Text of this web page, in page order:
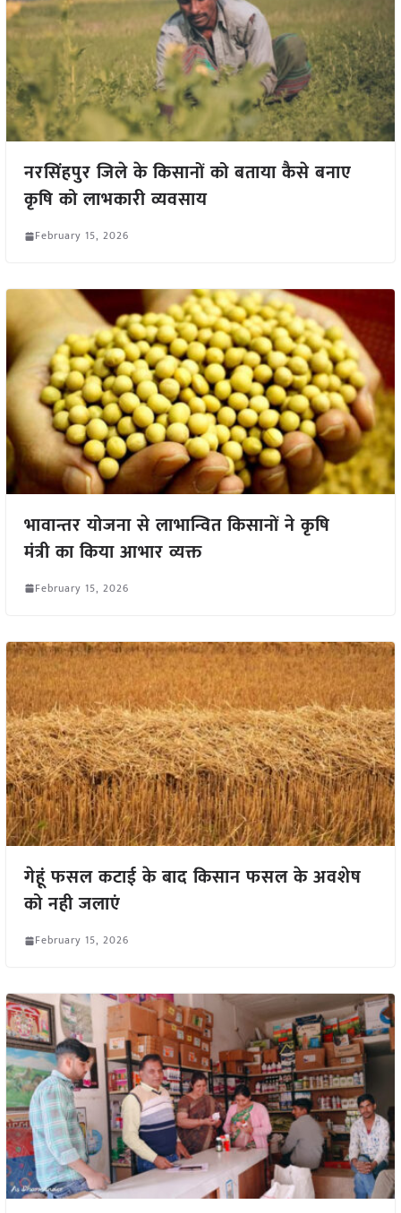
नरसिंहपुर जिले के किसानों को बताया कैसे बनाए
कृषि को लाभकारी व्यवसाय
February 15, 2026
भावान्तर योजना से लाभान्वित किसानों ने कृषि
मंत्री का किया आभार व्यक्त
February 15, 2026
गेहूं फसल कटाई के बाद किसान फसल के अवशेष
को नही जलाएं
February 15, 2026